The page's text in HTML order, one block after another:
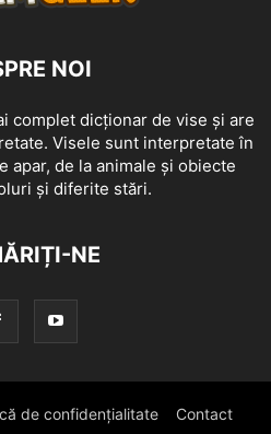
NOI
complet dicționar de vise și are
Visele sunt interpretate în
apar, de la animale și obiecte
și diferite stări.
NE
de confidențialitate Contact